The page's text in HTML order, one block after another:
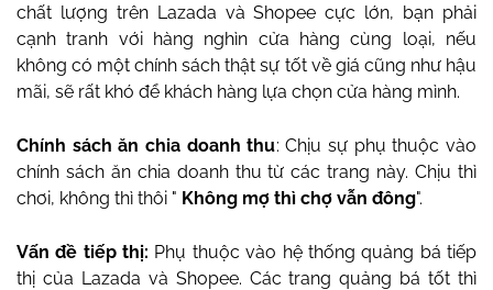
chất lượng trên Lazada và Shopee cực lớn, bạn phải
cạnh tranh với hàng nghìn cửa hàng cùng loại, nếu
không có một chính sách thật sự tốt về giá cũng như hậu
mãi, sẽ rất khó để khách hàng lựa chọn cửa hàng mình.
Chính sách ăn chia doanh thu: Chịu sự phụ thuộc vào
chính sách ăn chia doanh thu từ các trang này. Chịu thì
chơi, không thì thôi " Không mợ thì chợ vẫn đông".
Vấn đề tiếp thị: Phụ thuộc vào hệ thống quảng bá tiếp
thị của Lazada và Shopee. Các trang quảng bá tốt thì